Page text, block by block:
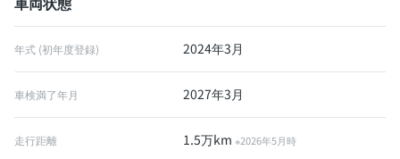
年式 (初年度登録) 2024年3月
車検満了年月 2027年3月
走行距離 1.5万km※2026年5月時